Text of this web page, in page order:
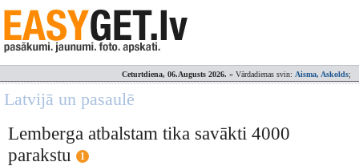
Ceturtdiena, 06.Augusts 2026. » Vārdadienas svin: Aisma, Askolds;
Latvijā un pasaulē
Lemberga atbalstam tika savākti 4000
parakstu
1